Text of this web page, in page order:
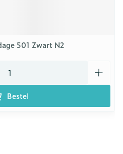
501 Zwart N2
Bestel